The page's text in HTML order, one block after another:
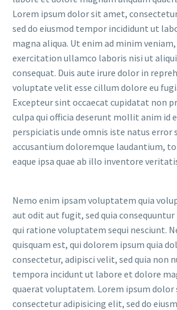
Lorem ipsum dolor sit amet,
sed do eiusmod tempor incididunt ut
magna aliqua. Ut enim ad minim
exercitation ullamco laboris nisi ut
consequat. Duis aute irure dolor in
voluptate velit esse cillum dolore eu
Excepteur sint occaecat cupidatat non
culpa qui officia deserunt mollit anim id
perspiciatis unde omnis iste natus
accusantium doloremque laudantium,
eaque ipsa quae ab illo inventore
Nemo enim ipsam voluptatem quia
aut odit aut fugit, sed quia
qui ratione voluptatem sequi nesciunt.
quisquam est, qui dolorem ipsum quia
consectetur, adipisci velit, sed quia non
tempora incidunt ut labore et dolore
quaerat voluptatem. Lorem ipsum dolor
consectetur adipisicing elit, sed do